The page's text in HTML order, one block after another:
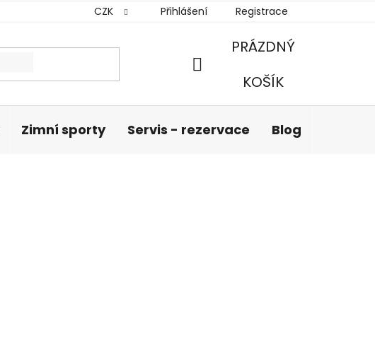
CZK Přihlášení Registrace
NÁKUPNÍ
PRÁZDNÝ
KOŠÍK
Zimní sporty Servis - rezervace Blog